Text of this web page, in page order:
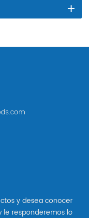
y desea conocer
le responderemos lo